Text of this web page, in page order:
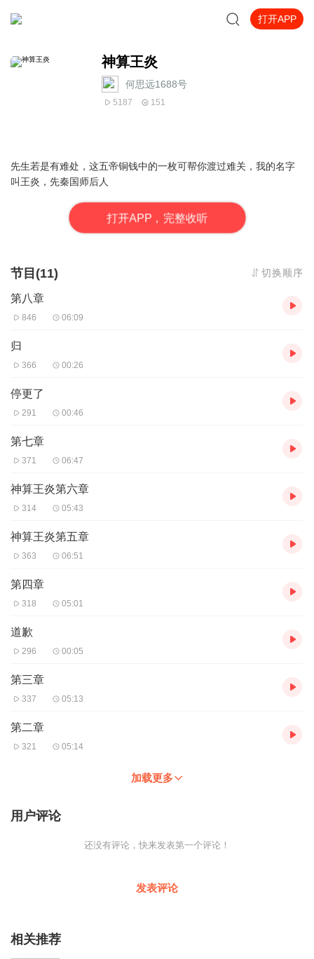
打开APP
神算王炎
何思远1688号
5187 151
先生若是有难处，这五帝铜钱中的一枚可帮你渡过难关，我的名字
叫王炎，先秦国师后人
打开APP，完整收听
节目(11) 切换顺序
第八章
846 06:09
归
366 00:26
停更了
291 00:46
第七章
371 06:47
神算王炎第六章
314 05:43
神算王炎第五章
363 06:51
第四章
318 05:01
道歉
296 00:05
第三章
337 05:13
第二章
321 05:14
加载更多
用户评论
还没有评论，快来发表第一个评论！
发表评论
相关推荐